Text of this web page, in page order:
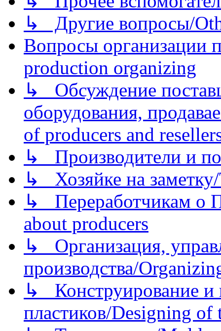
↳ Другие вопросы/
Вопросы организации
production organizing
↳ Обсуждение
оборудования,
of producers and
↳ Производители и
↳ Хозяйке на
↳ Переработчикам о
about producers
↳ Организация,
производства/
↳ Конструирование и
пластиков/Designing of